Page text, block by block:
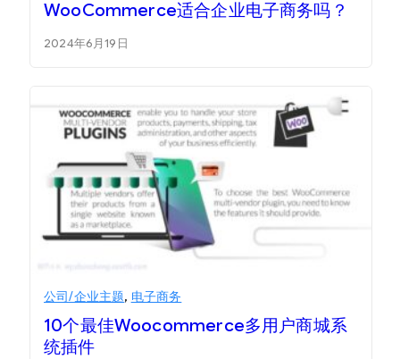
WooCommerce适合企业电子商务吗？
2024年6月19日
公司/企业主题, 电子商务
10个最佳Woocommerce多用户商城系
统插件